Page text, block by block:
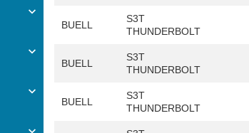
BUELL
S3T
THUNDERBOLT
BUELL
S3T
THUNDERBOLT
BUELL
S3T
THUNDERBOLT